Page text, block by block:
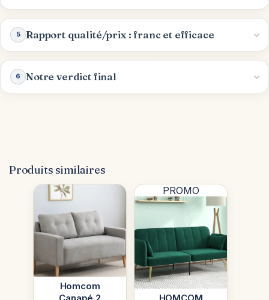
5 Rapport qualité/prix : franc et efficace
6 Notre verdict final
Produits similaires
Homcom
PROMO